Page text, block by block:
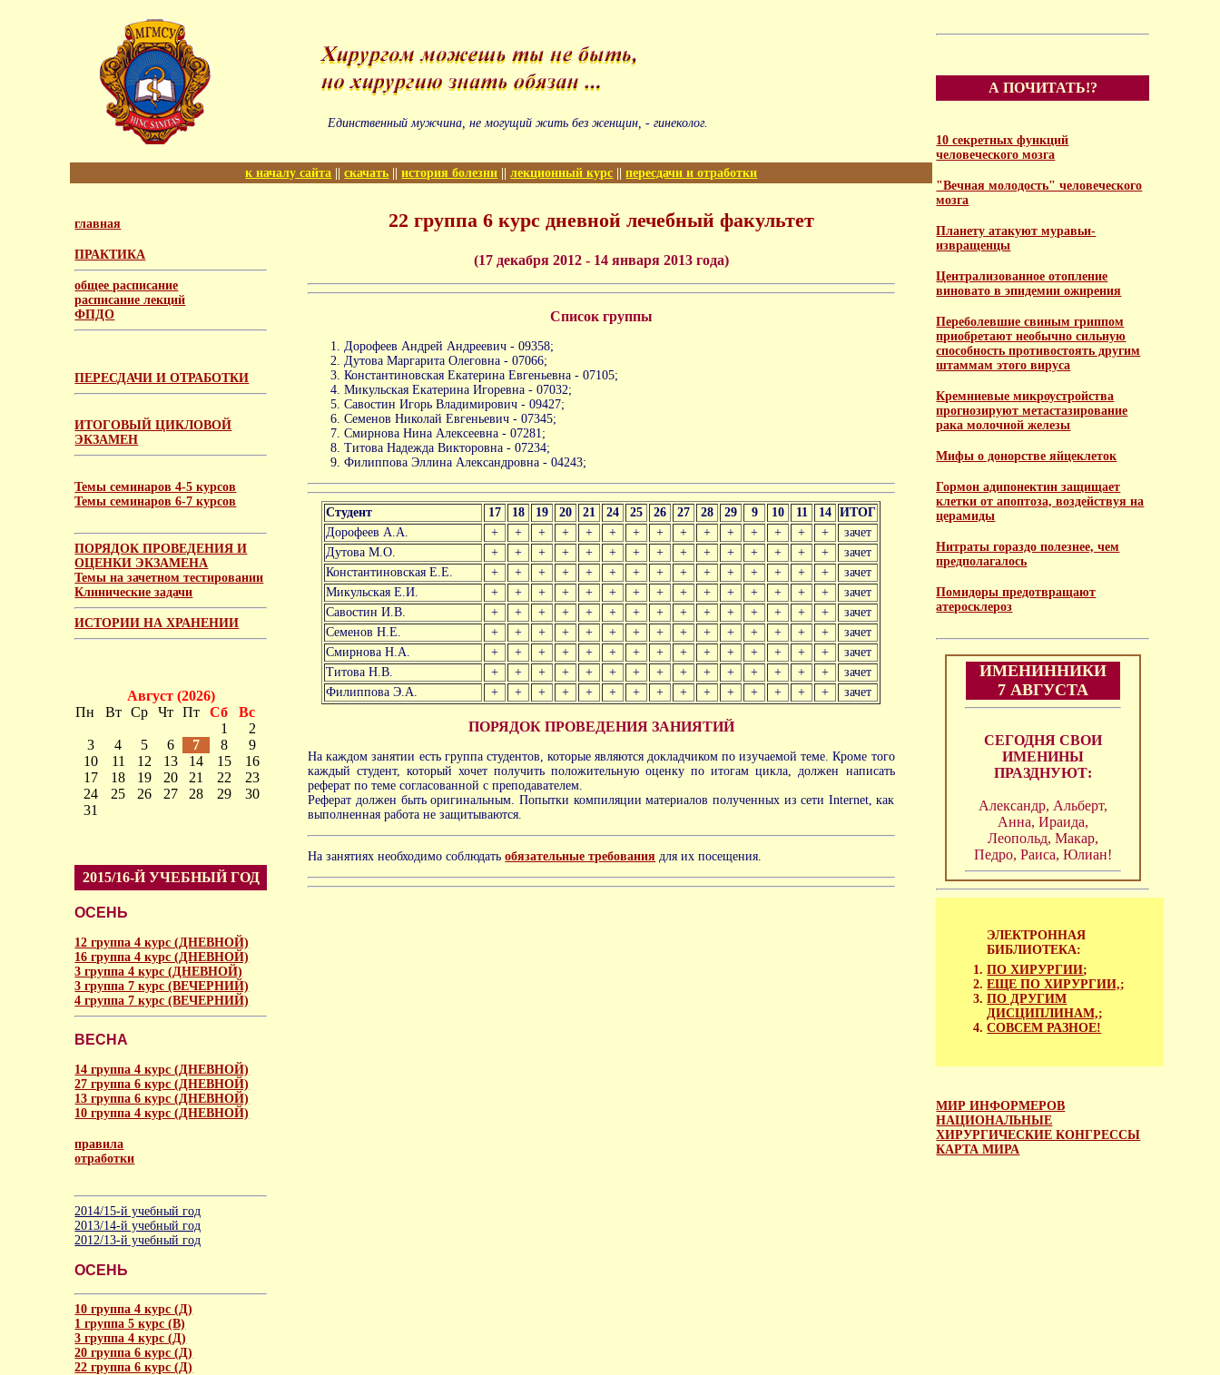
Единственный мужчина, не могущий жить без женщин, - гинеколог.
к началу сайта ||скачать ||история болезни ||лекционный курс ||пересдачи и отработки
главная
ПРАКТИКА
общее расписание
расписание лекций
ФПДО
ПЕРЕСДАЧИ И ОТРАБОТКИ
ИТОГОВЫЙ ЦИКЛОВОЙ
ЭКЗАМЕН
Темы семинаров 4-5 курсов
Темы семинаров 6-7 курсов
ПОРЯДОК ПРОВЕДЕНИЯ И
ОЦЕНКИ ЭКЗАМЕНА
Темы на зачетном тестировании
Клинические задачи
ИСТОРИИ НА ХРАНЕНИИ
Август (2026)
Пн
Вт Ср Чт Пт Сб
Вс
1
2
3
4 5 6 7 8
9
10
11 12 13 14 15
16
17
18 19 20 21 22
23
24
25 26 27 28 29
30
31
2015/16-Й УЧЕБНЫЙ ГОД
ОСЕНЬ
12 группа 4 курс (ДНЕВНОЙ)
16 группа 4 курс (ДНЕВНОЙ)
3 группа 4 курс (ДНЕВНОЙ)
3 группа 7 курс (ВЕЧЕРНИЙ)
4 группа 7 курс (ВЕЧЕРНИЙ)
ВЕСНА
14 группа 4 курс (ДНЕВНОЙ)
27 группа 6 курс (ДНЕВНОЙ)
13 группа 6 курс (ДНЕВНОЙ)
10 группа 4 курс (ДНЕВНОЙ)
правила
отработки
2014/15-й учебный год
2013/14-й учебный год
2012/13-й учебный год
ОСЕНЬ
10 группа 4 курс (Д)
1 группа 5 курс (В)
3 группа 4 курс (Д)
20 группа 6 курс (Д)
22 группа 6 курс (Д)
22 группа 6 курс дневной лечебный факультет
(17 декабря 2012 - 14 января 2013 года)
Список группы
Дорофеев Андрей Андреевич - 09358;
Дутова Маргарита Олеговна - 07066;
Константиновская Екатерина Евгеньевна - 07105;
Микульская Екатерина Игоревна - 07032;
Савостин Игорь Владимирович - 09427;
Семенов Николай Евгеньевич - 07345;
Смирнова Нина Алексеевна - 07281;
Титова Надежда Викторовна - 07234;
Филиппова Эллина Александровна - 04243;
Студент 17 18 19 20 21 24 25 26 27 28 29 9 10 11 14
ИТОГ
Дорофеев А.А.
+ + + + + + + + + + + + + + +
зачет
Дутова М.О.
+ + + + + + + + + + + + + + +
зачет
Константиновская Е.Е.
+ + + + + + + + + + + + + + +
зачет
Микульская Е.И.
+ + + + + + + + + + + + + + +
зачет
Савостин И.В.
+ + + + + + + + + + + + + + +
зачет
Семенов Н.Е.
+ + + + + + + + + + + + + + +
зачет
Смирнова Н.А.
+ + + + + + + + + + + + + + +
зачет
Титова Н.В.
+ + + + + + + + + + + + + + +
зачет
Филиппова Э.А.
+ + + + + + + + + + + + + + + зачет
ПОРЯДОК ПРОВЕДЕНИЯ ЗАНИЯТИЙ
На каждом занятии есть группа студентов, которые являются докладчиком по изучаемой теме. Кроме того
каждый студент, который хочет получить положительную оценку по итогам цикла, должен написать
реферат по теме согласованной с преподавателем.
Реферат должен быть оригинальным. Попытки компиляции материалов полученных из сети Internet, как
выполненная работа не защитываются.
На занятиях необходимо соблюдатьобязательные требования для их посещения.
А ПОЧИТАТЬ!?
10 секретных функций
человеческого мозга
"Вечная молодость" человеческого
мозга
Планету атакуют муравьи-
извращенцы
Централизованное отопление
виновато в эпидемии ожирения
Переболевшие свиным гриппом
приобретают необычно сильную
способность противостоять другим
штаммам этого вируса
Кремниевые микроустройства
прогнозируют метастазирование
рака молочной железы
Мифы о донорстве яйцеклеток
Гормон адипонектин защищает
клетки от апоптоза, воздействуя на
церамиды
Нитраты гораздо полезнее, чем
предполагалось
Помидоры предотвращают
атеросклероз
ИМЕНИННИКИ
7 АВГУСТА
СЕГОДНЯ СВОИ
ИМЕНИНЫ
ПРАЗДНУЮТ:
Александр, Альберт,
Анна, Ираида,
Леопольд, Макар,
Педро, Раиса, Юлиан!
ЭЛЕКТРОННАЯ
БИБЛИОТЕКА:
ПО ХИРУРГИИ;
ЕЩЕ ПО ХИРУРГИИ,;
ПО ДРУГИМ
ДИСЦИПЛИНАМ,;
СОВСЕМ РАЗНОЕ!
МИР ИНФОРМЕРОВ
НАЦИОНАЛЬНЫЕ
ХИРУРГИЧЕСКИЕ КОНГРЕССЫ
КАРТА МИРА